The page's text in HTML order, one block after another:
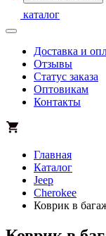
каталог
Доставка и
Отзывы
Статус заказа
Оптовикам
Контакты
Главная
Каталог
Jeep
Cherokee
Коврик в